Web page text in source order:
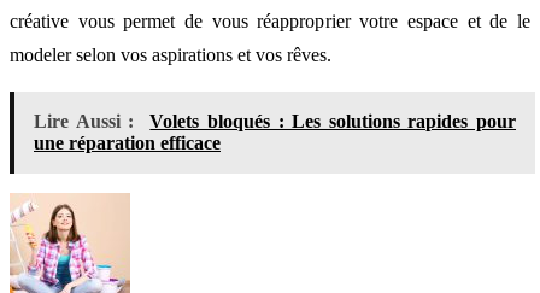
créative vous permet de vous réapproprier votre espace et de le
modeler selon vos aspirations et vos rêves.
Lire Aussi :
Volets bloqués : Les solutions rapides pour
une réparation efficace